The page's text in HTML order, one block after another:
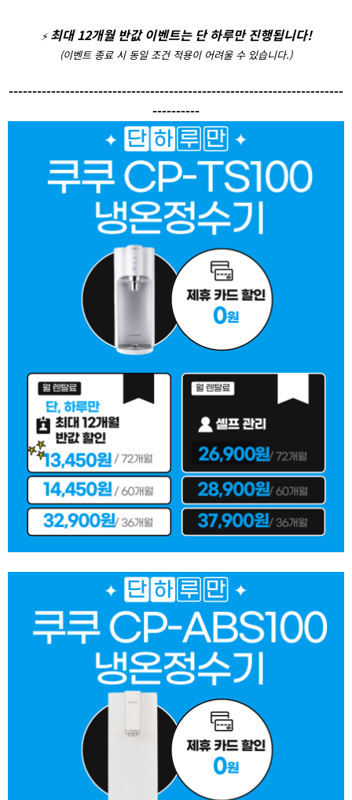
⚡️ 최대 12개월 반값 이벤트는 단 하루만 진행됩니다!
(이벤트 종료 시 동일 조건 적용이 어려울 수 있습니다.)
-----------------------------------------------------------------------
----------